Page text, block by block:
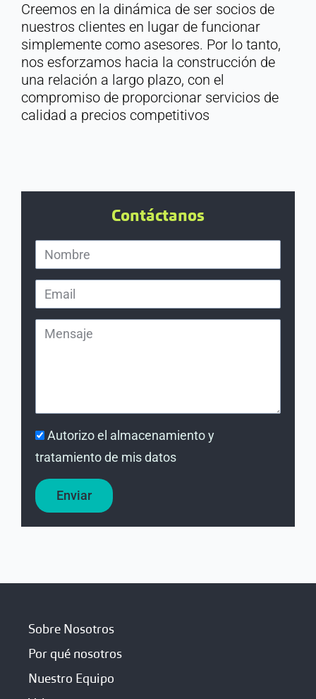
Creemos en la dinámica de ser socios de
nuestros clientes en lugar de funcionar
simplemente como asesores. Por lo tanto,
nos esforzamos hacia la construcción de
una relación a largo plazo, con el
compromiso de proporcionar servicios de
calidad a precios competitivos
Contáctanos
Autorizo el almacenamiento y
tratamiento de mis datos
Enviar
Sobre Nosotros
Por qué nosotros
Nuestro Equipo